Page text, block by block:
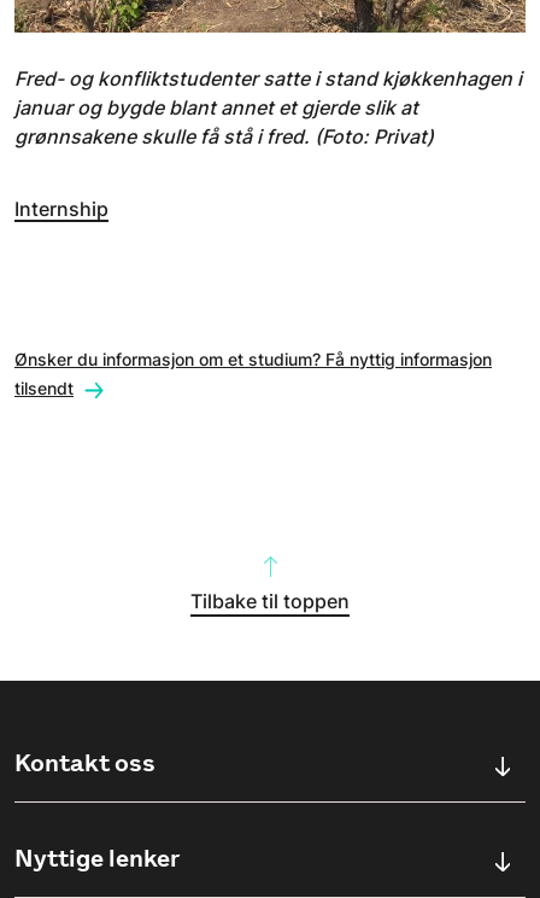
Fred- og konfliktstudenter satte i stand kjøkkenhagen i
januar og bygde blant annet et gjerde slik at
grønnsakene skulle få stå i fred. (Foto: Privat)
Internship
Ønsker du informasjon om et studium? Få nyttig informasjon
tilsendt
Tilbake til toppen
Kontakt oss
Nyttige lenker